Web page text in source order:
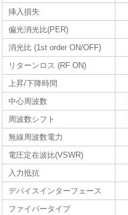
挿入損失
偏光消光比(PER)
消光比 (1st order ON/OFF)
リターンロス (RF ON)
上昇/下降時間
中心周波数
周波数シフト
無線周波数電力
電圧定在波比(VSWR)
入力抵抗
デバイスインターフェース
ファイバータイプ